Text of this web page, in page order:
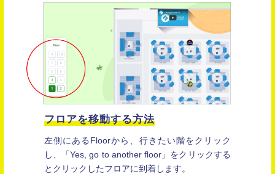
フロアを移動する方法
左側にあるFloorから、行きたい階をクリック
し、「Yes, go to another floor」をクリックする
とクリックしたフロアに到着します。